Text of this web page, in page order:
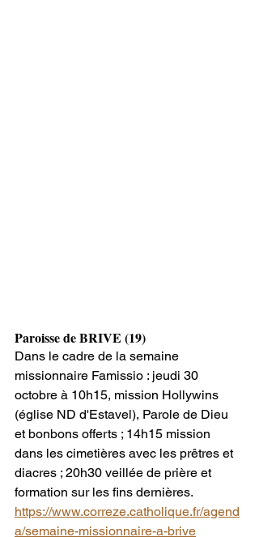
Paroisse de BRIVE (19)
Dans le cadre de la semaine
missionnaire Famissio : jeudi 30
octobre à 10h15, mission Hollywins
(église ND d'Estavel), Parole de Dieu
et bonbons offerts ; 14h15 mission
dans les cimetières avec les prêtres et
diacres ; 20h30 veillée de prière et
formation sur les fins dernières.
https://www.correze.catholique.fr/agend
a/semaine-missionnaire-a-brive